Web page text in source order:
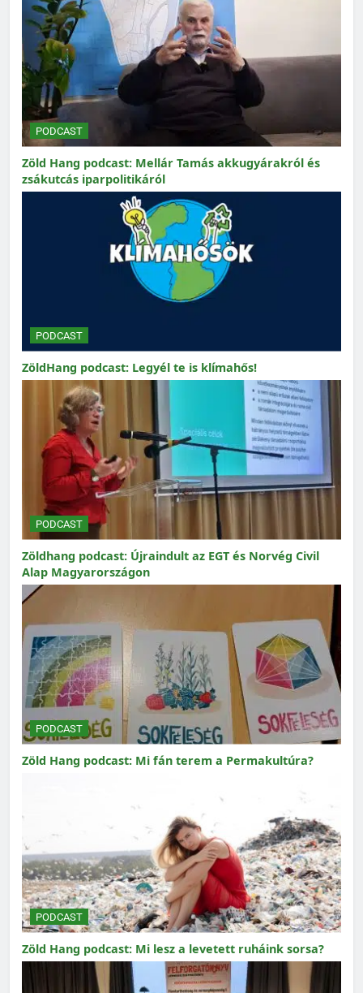
PODCAST
Zöld Hang podcast: Mellár Tamás akkugyárakról és
zsákutcás iparpolitikáról
PODCAST
ZöldHang podcast: Legyél te is klímahős!
PODCAST
Zöldhang podcast: Újraindult az EGT és Norvég Civil
Alap Magyarországon
PODCAST
Zöld Hang podcast: Mi fán terem a Permakultúra?
PODCAST
Zöld Hang podcast: Mi lesz a levetett ruháink sorsa?